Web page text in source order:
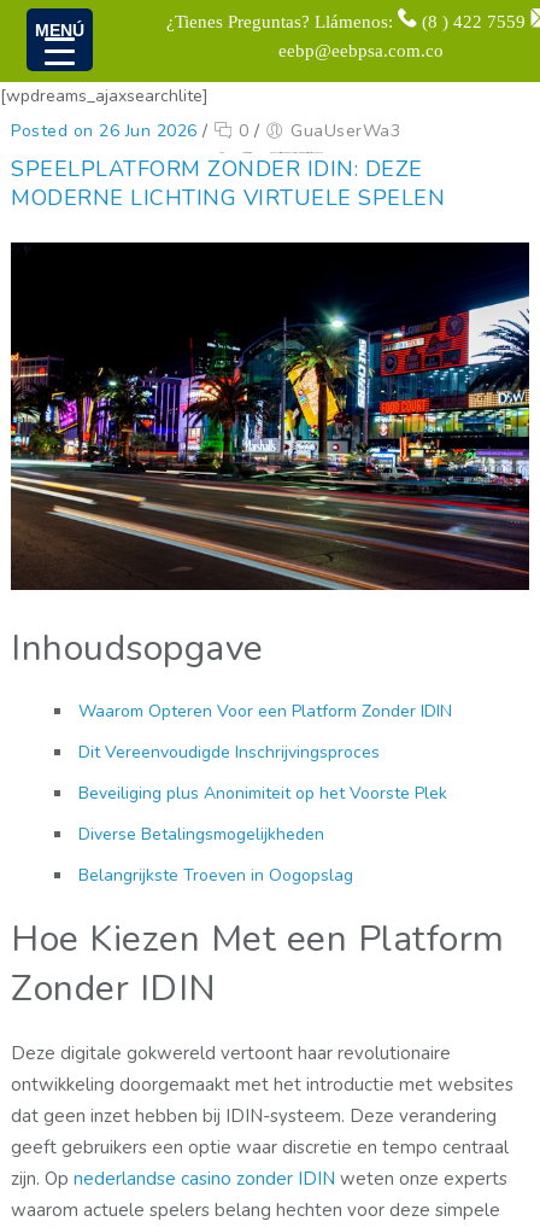
¿Tienes Preguntas? Llámenos:
(8 ) 422 7559
eebp@eebpsa.com.co
[wpdreams_ajaxsearchlite]
Posted on 26 Jun 2026 / 0 / GuaUserWa3
SPEELPLATFORM ZONDER IDIN: DEZE
MODERNE LICHTING VIRTUELE SPELEN
Inhoudsopgave
Waarom Opteren Voor een Platform Zonder IDIN
Dit Vereenvoudigde Inschrijvingsproces
Beveiliging plus Anonimiteit op het Voorste Plek
Diverse Betalingsmogelijkheden
Belangrijkste Troeven in Oogopslag
Hoe Kiezen Met een Platform
Zonder IDIN
Deze digitale gokwereld vertoont haar revolutionaire
ontwikkeling doorgemaakt met het introductie met websites
dat geen inzet hebben bij IDIN-systeem. Deze verandering
geeft gebruikers een optie waar discretie en tempo centraal
zijn. Op nederlandse casino zonder IDIN weten onze experts
waarom actuele spelers belang hechten voor deze simpele
MENÚ